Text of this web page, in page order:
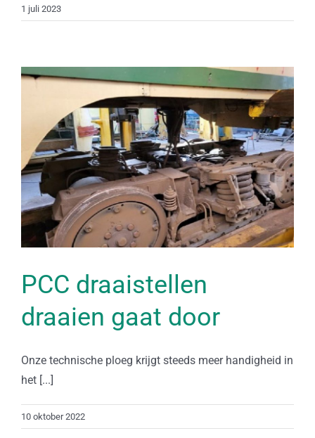
1 juli 2023
PCC draaistellen
draaien gaat door
Onze technische ploeg krijgt steeds meer handigheid in
het [...]
10 oktober 2022